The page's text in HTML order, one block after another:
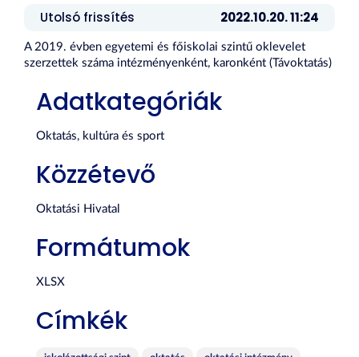
Utolsó frissítés 2022.10.20. 11:24
A 2019. évben egyetemi és főiskolai szintű oklevelet
szerzettek száma intézményenként, karonként (Távoktatás)
Adatkategóriák
Oktatás, kultúra és sport
Közzétevő
Oktatási Hivatal
Formátumok
XLSX
Címkék